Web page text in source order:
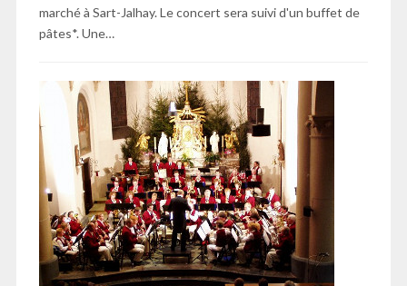
marché à Sart-Jalhay. Le concert sera suivi d'un buffet de
pâtes*. Une…